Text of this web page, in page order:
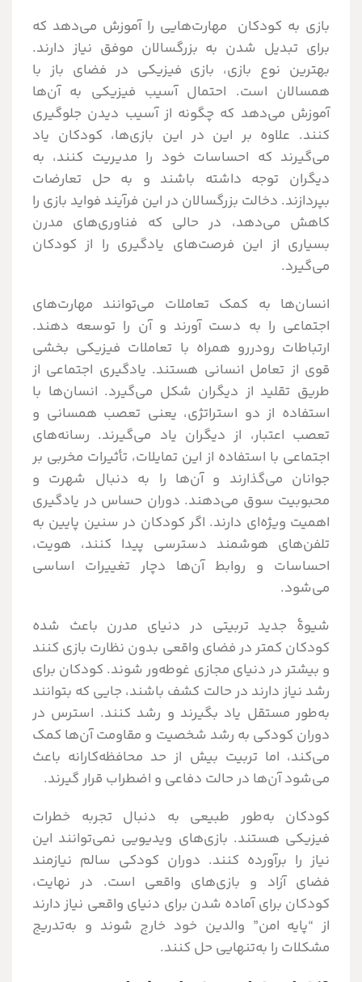
بازی به کودکان مهارت‌هایی را آموزش می‌دهد که
برای تبدیل شدن به بزرگسالان موفق نیاز دارند.
بهترین نوع بازی، بازی فیزیکی در فضای باز با
همسالان است. احتمال آسیب فیزیکی به آن‌ها
آموزش می‌دهد که چگونه از آسیب دیدن جلوگیری
کنند. علاوه بر این در این بازی‌ها، کودکان یاد
می‌گیرند که احساسات خود را مدیریت کنند، به
دیگران توجه داشته باشند و به حل تعارضات
بپردازند. دخالت بزرگسالان در این فرآیند فواید بازی را
کاهش می‌دهد، در حالی که فناوری‌های مدرن
بسیاری از این فرصت‌های یادگیری را از کودکان
می‌گیرد.
انسان‌ها به کمک تعاملات می‌توانند مهارت‌های
اجتماعی را به دست آورند و آن را توسعه دهند.
ارتباطات رودررو همراه با تعاملات فیزیکی بخشی
قوی از تعامل انسانی هستند. یادگیری اجتماعی از
طریق تقلید از دیگران شکل می‌گیرد. انسان‌ها با
استفاده از دو استراتژی، یعنی تعصب همسانی و
تعصب اعتبار، از دیگران یاد می‌گیرند. رسانه‌های
اجتماعی با استفاده از این تمایلات، تأثیرات مخربی بر
جوانان می‌گذارند و آن‌ها را به دنبال شهرت و
محبوبیت سوق می‌دهند. دوران حساس در یادگیری
اهمیت ویژه‌ای دارند. اگر کودکان در سنین پایین به
تلفن‌های هوشمند دسترسی پیدا کنند، هویت،
احساسات و روابط آن‌ها دچار تغییرات اساسی
می‌شود.
شیوۀ جدید تربیتی در دنیای مدرن باعث شده
کودکان کمتر در فضای واقعی بدون نظارت بازی کنند
و بیشتر در دنیای مجازی غوطه‌ور شوند. کودکان برای
رشد نیاز دارند در حالت کشف باشند، جایی که بتوانند
به‌طور مستقل یاد بگیرند و رشد کنند. استرس در
دوران کودکی به رشد شخصیت و مقاومت آن‌ها کمک
می‌کند، اما تربیت بیش از حد محافظه‌کارانه باعث
می‌شود آن‌ها در حالت دفاعی و اضطراب قرار گیرند.
کودکان به‌طور طبیعی به دنبال تجربه خطرات
فیزیکی هستند. بازی‌های ویدیویی نمی‌توانند این
نیاز را برآورده کنند. دوران کودکی سالم نیازمند
فضای آزاد و بازی‌های واقعی است. در نهایت،
کودکان برای آماده شدن برای دنیای واقعی نیاز دارند
از “پایه امن” والدین خود خارج شوند و به‌تدریج
مشکلات را به‌تنهایی حل کنند.